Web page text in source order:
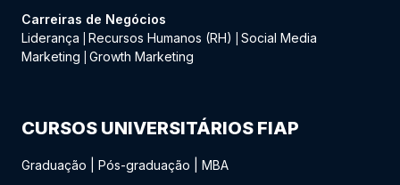
Carreiras de Negócios
Liderança
Recursos Humanos (RH)
Social Media
Marketing
Growth Marketing
CURSOS UNIVERSITÁRIOS FIAP
Graduação Pós-graduação MBA